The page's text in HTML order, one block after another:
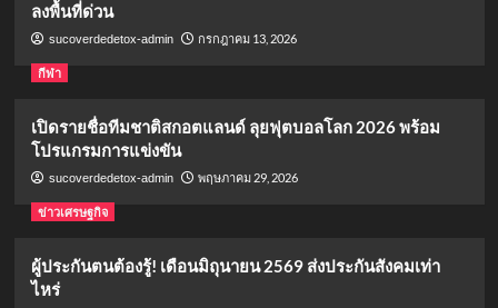
ลงพื้นที่ด่วน
sucoverdedetox-admin กรกฎาคม 13, 2026
กีฬา
เปิดรายชื่อทีมชาติสกอตแลนด์ ลุยฟุตบอลโลก 2026 พร้อม
โปรแกรมการแข่งขัน
sucoverdedetox-admin พฤษภาคม 29, 2026
ข่าวเศรษฐกิจ
ผู้ประกันตนต้องรู้! เดือนมิถุนายน 2569 ส่งประกันสังคมเท่า
ไหร่